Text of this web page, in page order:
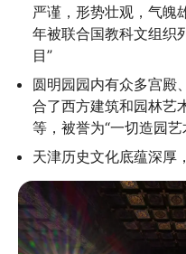
严谨，形势壮观，气魄
年被联合国教科文组织
目”
圆明园园内有众多宫殿
合了西方建筑和园林艺
等，被誉为“一切造园艺
天津历史文化底蕴深厚